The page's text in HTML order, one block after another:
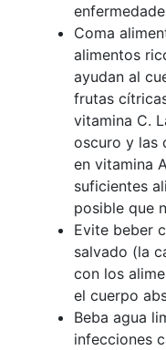
Coma
alimentos
ayudan al
frutas
vitamina C.
oscuro y las
en vitamina
suficientes
posible que
Evite beber
salvado (la
con los
el cuerpo
Beba agua
infecciones